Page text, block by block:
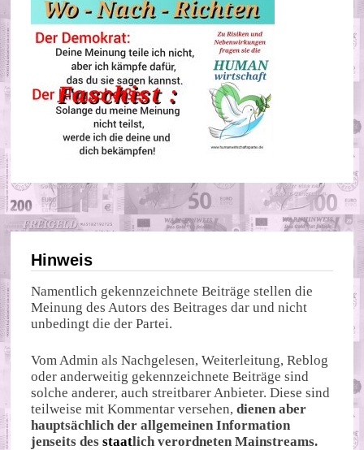
Hinweis
Namentlich gekennzeichnete Beiträge stellen die
Meinung des Autors des Beitrages dar und nicht
unbedingt die der Partei.
Vom Admin als Nachgelesen, Weiterleitung, Reblog
oder anderweitig gekennzeichnete Beiträge sind
solche anderer, auch streitbarer Anbieter. Diese sind
teilweise mit Kommentar versehen,dienen aber
hauptsächlich der allgemeinen Information
jenseits desstaatlich verordneten Mainstreams.